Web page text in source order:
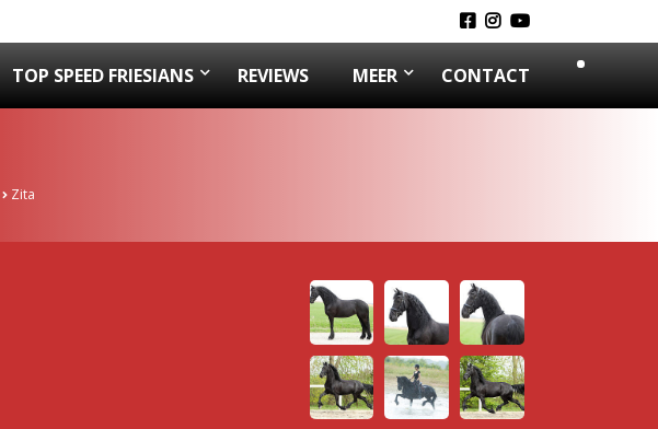
TOP SPEED FRIESIANS REVIEWS MEER CONTACT
Zita